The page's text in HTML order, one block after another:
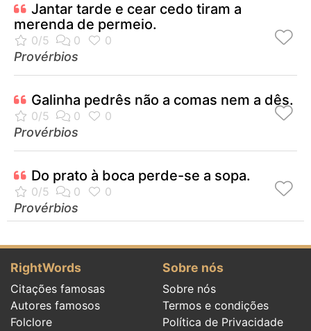
Jantar tarde e cear cedo tiram a
merenda de permeio.
Provérbios
Galinha pedrês não a comas nem a dês.
Provérbios
Do prato à boca perde-se a sopa.
Provérbios
RightWords
Citações famosas
Autores famosos
Folclore
Sobre nós
Sobre nós
Termos e condições
Política de Privacidade